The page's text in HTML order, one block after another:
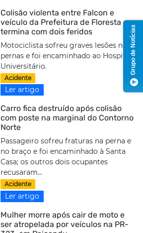
Colisão violenta entre Falcon e
veículo da Prefeitura de Floresta
termina com dois feridos
Motociclista sofreu graves lesões nas
pernas e foi encaminhado ao Hospital
Universitário.
Acidente
Ler artigo
Carro fica destruído após colisão
com poste na marginal do Contorno
Norte
Passageiro sofreu fraturas na perna e
no braço e foi encaminhado à Santa
Casa; os outros dois ocupantes
recusaram...
Acidente
Ler artigo
Mulher morre após cair de moto e
ser atropelada por veículos na PR-
Grupo de Notícias